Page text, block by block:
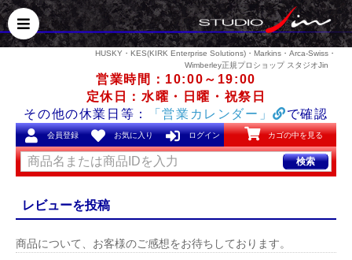
HUSKY・KES(KIRK Enterprise Solutions)・Markins・Arca-Swiss・
Wimberley正規プロショップ スタジオJin
営業時間：10:00～19:00
定休日：水曜・日曜・祝祭日
その他の休業日等：
「営業カレンダー」 で確認
会員登録 お気に入り ログイン カゴの中を見る
検索
レビューを投稿
商品について、お客様のご感想をお待ちしております。